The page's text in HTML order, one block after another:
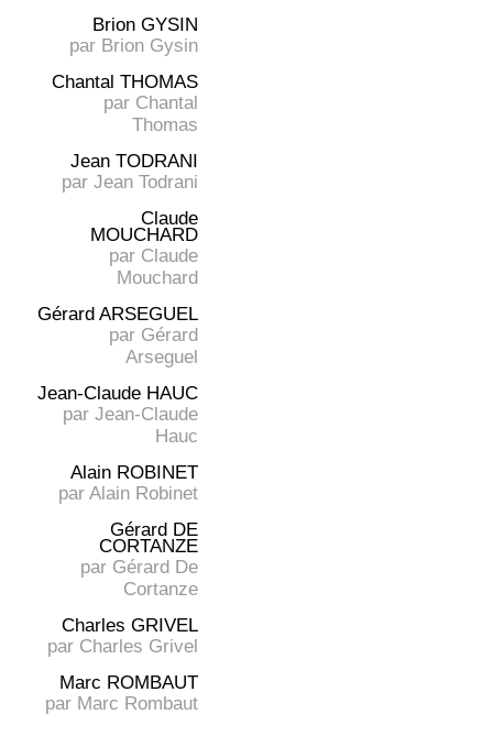
Brion GYSIN
par Brion Gysin
Chantal THOMAS
par Chantal
Thomas
Jean TODRANI
par Jean Todrani
Claude
MOUCHARD
par Claude
Mouchard
Gérard ARSEGUEL
par Gérard
Arseguel
Jean-Claude HAUC
par Jean-Claude
Hauc
Alain ROBINET
par Alain Robinet
Gérard DE
CORTANZE
par Gérard De
Cortanze
Charles GRIVEL
par Charles Grivel
Marc ROMBAUT
par Marc Rombaut